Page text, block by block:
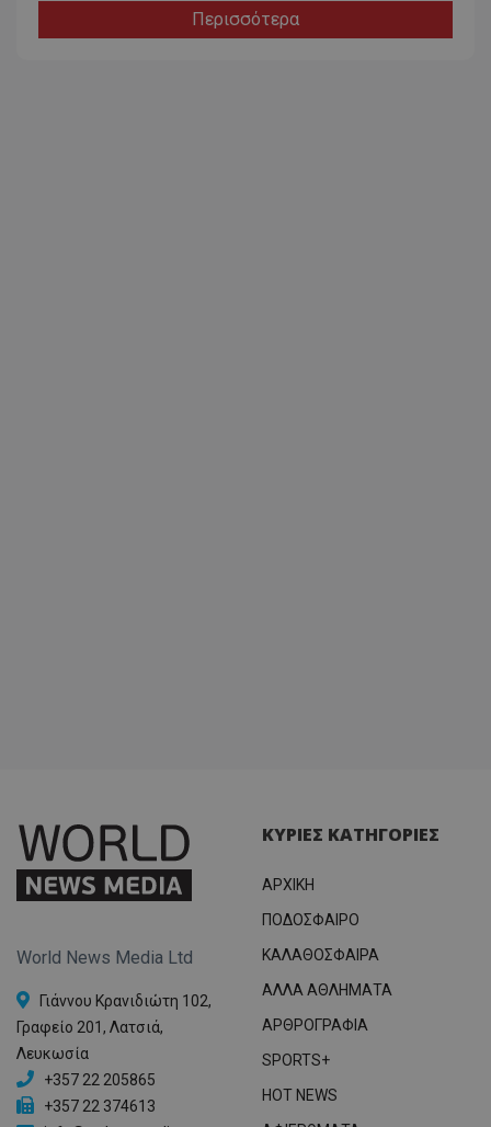
Περισσότερα
World News Media Ltd
Γιάννου Κρανιδιώτη 102,
Γραφείο 201, Λατσιά,
Λευκωσία
+357 22 205865
+357 22 374613
ΚΥΡΙΕΣ ΚΑΤΗΓΟΡΙΕΣ
ΑΡΧΙΚΗ
ΠΟΔΟΣΦΑΙΡΟ
ΚΑΛΑΘΟΣΦΑΙΡΑ
ΑΛΛΑ ΑΘΛΗΜΑΤΑ
ΑΡΘΡΟΓΡΑΦΙΑ
SPORTS+
HOT NEWS